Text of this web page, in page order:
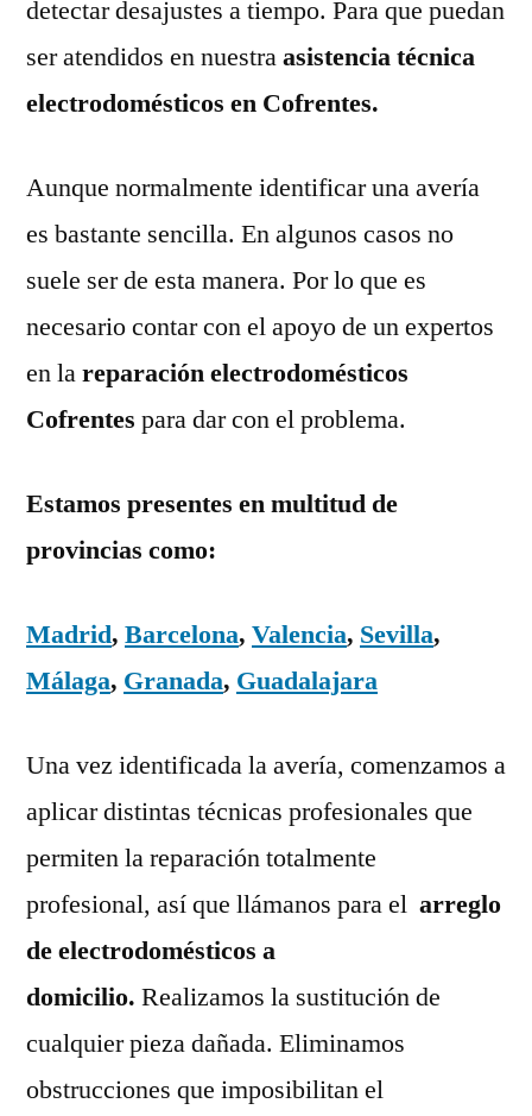
detectar desajustes a tiempo. Para que puedan
ser atendidos en nuestraasistencia técnica
electrodomésticos en Cofrentes.
Aunque normalmente identificar una avería
es bastante sencilla. En algunos casos no
suele ser de esta manera. Por lo que es
necesario contar con el apoyo de un expertos
en lareparación electrodomésticos
Cofrentes para dar con el problema.
Estamos presentes en multitud de
provincias como:
Madrid, Barcelona, Valencia, Sevilla,
Málaga, Granada, Guadalajara
Una vez identificada la avería, comenzamos a
aplicar distintas técnicas profesionales que
permiten la reparación totalmente
profesional, así que llámanos para el arreglo
de electrodomésticos a
domicilio. Realizamos la sustitución de
cualquier pieza dañada. Eliminamos
obstrucciones que imposibilitan el